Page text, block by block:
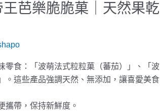
王芭樂脆脆菓｜天然果乾
零食：「波萌法式粒粒菓（蕃茄）」、「波
。這些產品強調天然、無添加，讓喜愛美食
攜帶，保持新鮮度。